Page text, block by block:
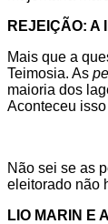
REJEIÇÃO: A
Mais que a
Teimosia. As
maioria dos
Aconteceu
Não sei se as
eleitorado não
LIO MARIN E